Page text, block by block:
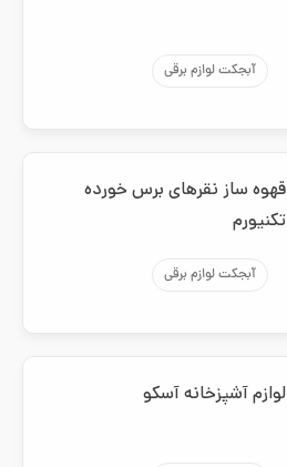
آبجکت لوازم برقی
قهوه ساز نقرهای برس خورده
تکنیورم
آبجکت لوازم برقی
لوازم آشپزخانه آسکو